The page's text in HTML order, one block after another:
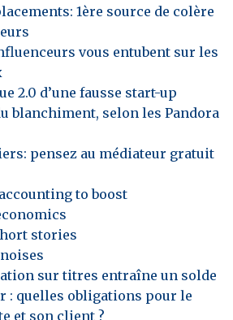
1ère source de colère
vous entubent sur les
2.0 d’une fausse start-up
blanchiment, selon les Pandora
pensez au médiateur gratuit
to boost
stories
sur titres entraîne un solde
: quelles obligations pour le
et son client ?